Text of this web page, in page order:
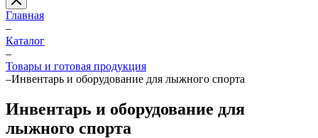
Главная
–
Каталог
–
Товары и готовая продукция
–Инвентарь и оборудование для лыжного спорта
Инвентарь и оборудование для
лыжного спорта